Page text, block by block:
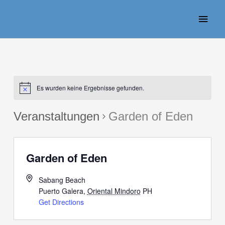
Es wurden keine Ergebnisse gefunden.
Veranstaltungen Garden of Eden
Garden of Eden
Sabang Beach
Puerto Galera, Oriental Mindoro PH
Get Directions